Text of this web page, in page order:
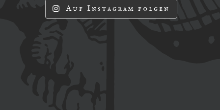
Auf Instagram folgen